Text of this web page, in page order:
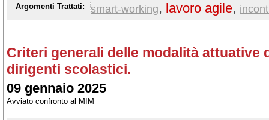
Argomenti Trattati:
smart-working, lavoro agile,
Criteri generali delle modalità attuative
dirigenti scolastici.
09 gennaio 2025
Avviato confronto al MIM